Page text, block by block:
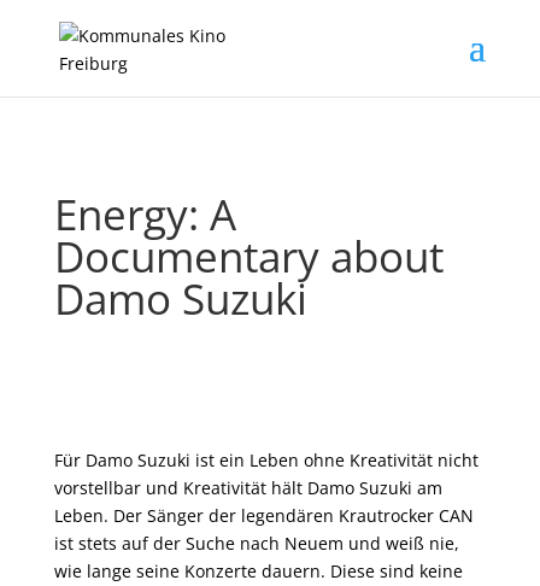
Energy: A
Documentary about
Damo Suzuki
Für Damo Suzuki ist ein Leben ohne Kreativität nicht
vorstellbar und Kreativität hält Damo Suzuki am
Leben. Der Sänger der legendären Krautrocker CAN
ist stets auf der Suche nach Neuem und weiß nie,
wie lange seine Konzerte dauern. Diese sind keine